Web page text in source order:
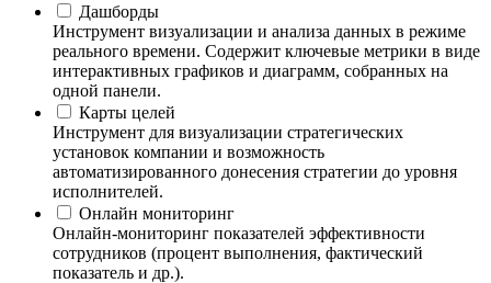
Дашборды
Инструмент визуализации и анализа данных в режиме
реального времени. Содержит ключевые метрики в виде
интерактивных графиков и диаграмм, собранных на
одной панели.
Карты целей
Инструмент для визуализации стратегических
установок компании и возможность
автоматизированного донесения стратегии до уровня
исполнителей.
Онлайн мониторинг
Онлайн-мониторинг показателей эффективности
сотрудников (процент выполнения, фактический
показатель и др.).